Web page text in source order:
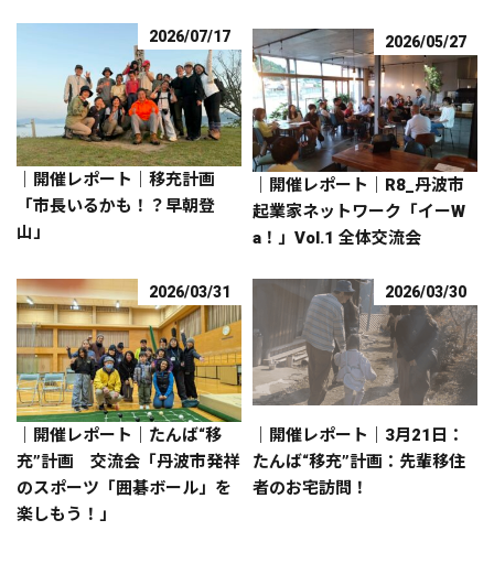
2026/07/17
｜開催レポート｜移充計画
「市長いるかも！？早朝登
山」
2026/05/27
｜開催レポート｜R8_丹波市
起業家ネットワーク「イーW
a！」Vol.1 全体交流会
2026/03/31
｜開催レポート｜たんば“移
充”計画 交流会「丹波市発祥
のスポーツ「囲碁ボール」を
楽しもう！」
2026/03/30
｜開催レポート｜3月21日：
たんば“移充”計画：先輩移住
者のお宅訪問！